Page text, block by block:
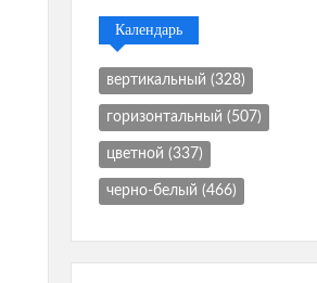
Календарь
вертикальный (328)
горизонтальный (507)
цветной (337)
черно-белый (466)